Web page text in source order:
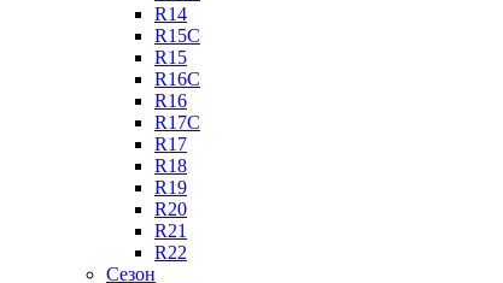
R14
R15C
R15
R16C
R16
R17C
R17
R18
R19
R20
R21
R22
Сезон